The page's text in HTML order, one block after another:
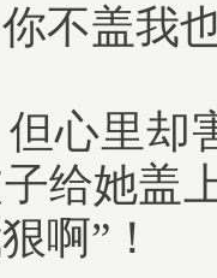
不盖我
心里却
给她盖
啊”！